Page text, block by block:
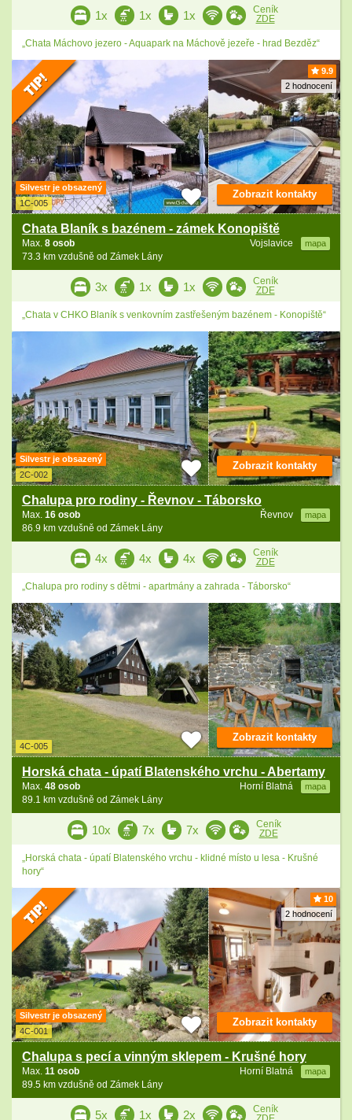
1x 1x 1x
Ceník
ZDE
„Chata Máchovo jezero - Aquapark na Máchově jezeře - hrad Bezděz“
9.9
2 hodnocení
Silvestr je obsazený
1C-005
Chata Blaník s bazénem - zámek Konopiště
Vojslavice mapa
Max. 8 osob
73.3 km vzdušně od Zámek Lány
Zobrazit kontakty
3x 1x 1x
Ceník
ZDE
„Chata v CHKO Blaník s venkovním zastřešeným bazénem - Konopiště“
Silvestr je obsazený
2C-002
Chalupa pro rodiny - Řevnov - Táborsko
Řevnov mapa
Max. 16 osob
86.9 km vzdušně od Zámek Lány
Zobrazit kontakty
4x 4x 4x
Ceník
ZDE
„Chalupa pro rodiny s dětmi - apartmány a zahrada - Táborsko“
4C-005
Horská chata - úpatí Blatenského vrchu - Abertamy
Horní Blatná mapa
Max. 48 osob
89.1 km vzdušně od Zámek Lány
Zobrazit kontakty
10x 7x 7x
Ceník
ZDE
„Horská chata - úpatí Blatenského vrchu - klidné místo u lesa - Krušné
hory“
10
2 hodnocení
Silvestr je obsazený
4C-001
Chalupa s pecí a vinným sklepem - Krušné hory
Horní Blatná mapa
Max. 11 osob
89.5 km vzdušně od Zámek Lány
Zobrazit kontakty
5x 1x 2x
Ceník